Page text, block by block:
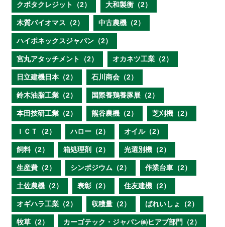
クボタクレジット（2） 大和製衡（2）
木質バイオマス（2） 中古農機（2）
ハイポネックスジャパン（2）
宮丸アタッチメント（2） オカネツ工業（2）
日立建機日本（2） 石川商会（2）
鈴木油脂工業（2） 国際養鶏養豚展（2）
本田技研工業（2） 熊谷農機（2） 芝刈機（2）
ＩＣＴ（2） ハロー（2） オイル（2）
飼料（2） 箱処理剤（2） 光選別機（2）
生産費（2） シンポジウム（2） 作業台車（2）
土佐農機（2） 表彰（2） 住友建機（2）
オギハラ工業（2） 収穫量（2） ばれいしょ（2）
牧草（2） カーゴテック・ジャパン㈱ヒアブ部門（2）